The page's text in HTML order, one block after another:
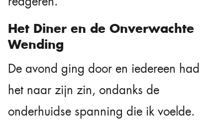
Het Diner en de Onverwachte
Wending
De avond ging door en iedereen had
het naar zijn zin, ondanks de
onderhuidse spanning die ik voelde.